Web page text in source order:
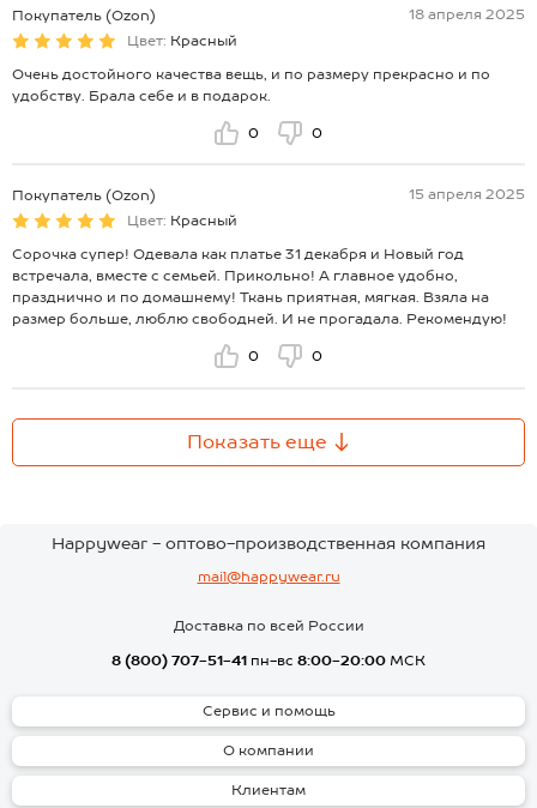
Покупатель (Ozon)
18 апреля 2025
Цвет: Красный
Очень достойного качества вещь, и по размеру прекрасно и по
удобству. Брала себе и в подарок.
0 0
Покупатель (Ozon)
15 апреля 2025
Цвет: Красный
Сорочка супер! Одевала как платье 31 декабря и Новый год
встречала, вместе с семьей. Прикольно! А главное удобно,
празднично и по домашнему! Ткань приятная, мягкая. Взяла на
размер больше, люблю свободней. И не прогадала. Рекомендую!
0 0
Показать еще
Happywear - оптово-производственная компания
mail@happywear.ru
Доставка по всей России
8 (800) 707-51-41 пн-вс 8:00-20:00 МСК
Сервис и помощь
О компании
Клиентам